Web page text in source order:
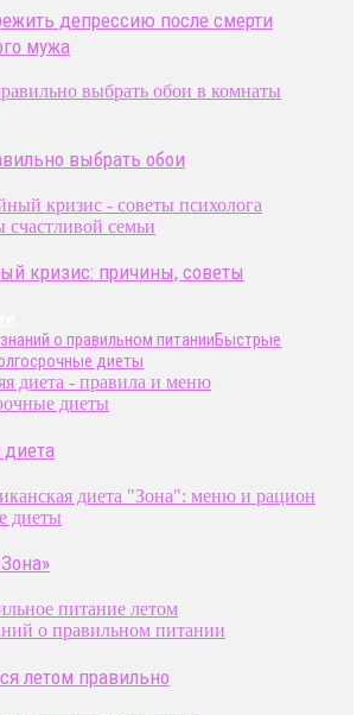
депрессию после смерти
мужа
выбрать обои
счастливой семьи
кризис: причины, советы
о правильном питанииБыстрые
диеты
диеты
диеты
о правильном питании
летом правильно